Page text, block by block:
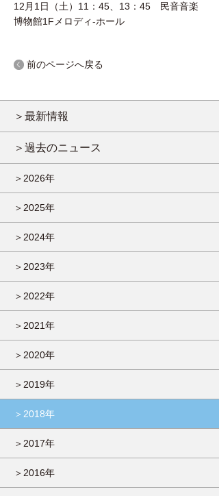
12月1日（土）11：45、13：45 民音音楽
博物館1Fメロディ-ホール
前のページへ戻る
＞最新情報
＞過去のニュース
＞2026年
＞2025年
＞2024年
＞2023年
＞2022年
＞2021年
＞2020年
＞2019年
＞2018年
＞2017年
＞2016年